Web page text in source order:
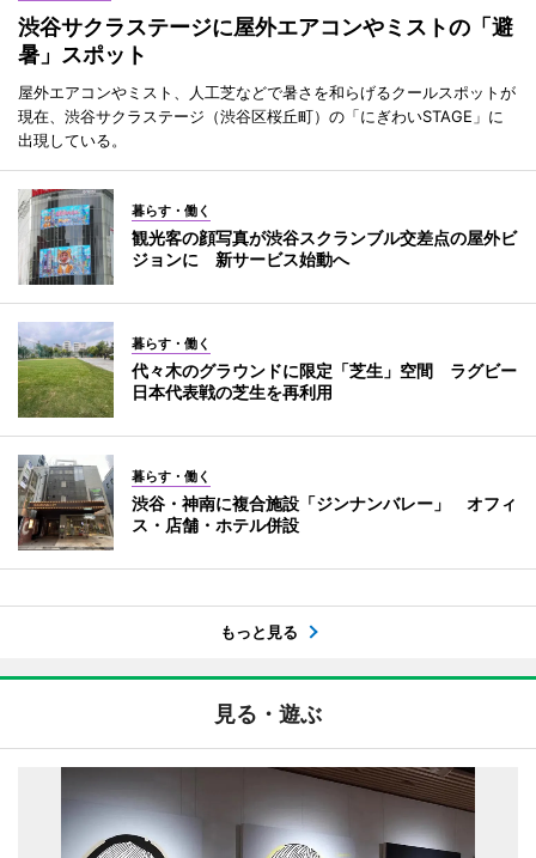
渋谷サクラステージに屋外エアコンやミストの「避
暑」スポット
屋外エアコンやミスト、人工芝などで暑さを和らげるクールスポットが
現在、渋谷サクラステージ（渋谷区桜丘町）の「にぎわいSTAGE」に
出現している。
暮らす・働く
観光客の顔写真が渋谷スクランブル交差点の屋外ビ
ジョンに 新サービス始動へ
暮らす・働く
代々木のグラウンドに限定「芝生」空間 ラグビー
日本代表戦の芝生を再利用
暮らす・働く
渋谷・神南に複合施設「ジンナンバレー」 オフィ
ス・店舗・ホテル併設
もっと見る
見る・遊ぶ